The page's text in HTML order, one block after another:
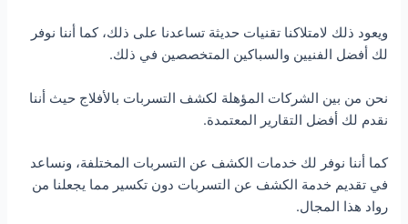
ويعود ذلك لامتلاكنا تقنيات حديثة تساعدنا على ذلك، كما أننا نوفر
لك أفضل الفنيين والسباكين المتخصصين في ذلك.
نحن من بين الشركات المؤهلة لكشف التسربات بالأفلاج حيث أننا
نقدم لك أفضل التقارير المعتمدة.
كما أننا نوفر لك خدمات الكشف عن التسربات المختلفة، ونساعد
في تقديم خدمة الكشف عن التسربات دون تكسير مما يجعلنا من
رواد هذا المجال.